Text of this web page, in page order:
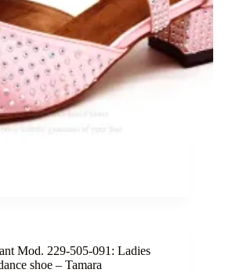
Mod. 229-505-091: Ladies
shoe – Tamara